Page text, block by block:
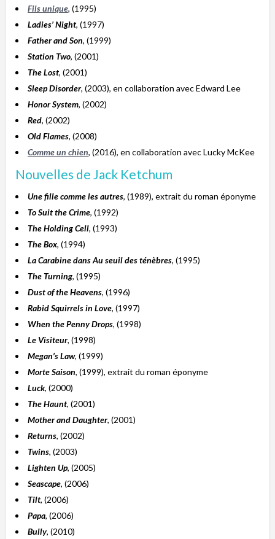
Fils unique, (1995)
Ladies’ Night, (1997)
Father and Son, (1999)
Station Two, (2001)
The Lost, (2001)
Sleep Disorder, (2003), en collaboration avec Edward Lee
Honor System, (2002)
Red, (2002)
Old Flames, (2008)
Comme un chien, (2016), en collaboration avec Lucky McKee
Nouvelles de Jack Ketchum
Une fille comme les autres, (1989), extrait du roman éponyme
To Suit the Crime, (1992)
The Holding Cell, (1993)
The Box, (1994)
La Carabine dans Au seuil des ténèbres, (1995)
The Turning, (1995)
Dust of the Heavens, (1996)
Rabid Squirrels in Love, (1997)
When the Penny Drops, (1998)
Le Visiteur, (1998)
Megan’s Law, (1999)
Morte Saison, (1999), extrait du roman éponyme
Luck, (2000)
The Haunt, (2001)
Mother and Daughter, (2001)
Returns, (2002)
Twins, (2003)
Lighten Up, (2005)
Seascape, (2006)
Tilt, (2006)
Papa, (2006)
Bully, (2010)